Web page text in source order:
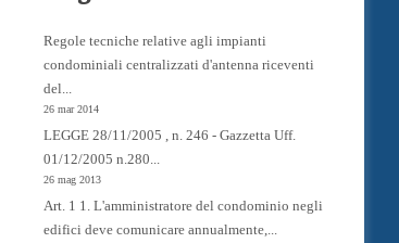
Regole tecniche relative agli impianti
condominiali centralizzati d'antenna riceventi
del...
26 mar 2014
LEGGE 28/11/2005 , n. 246 - Gazzetta Uff.
01/12/2005 n.280...
26 mag 2013
Art. 1 1. L'amministratore del condominio negli
edifici deve comunicare annualmente,...